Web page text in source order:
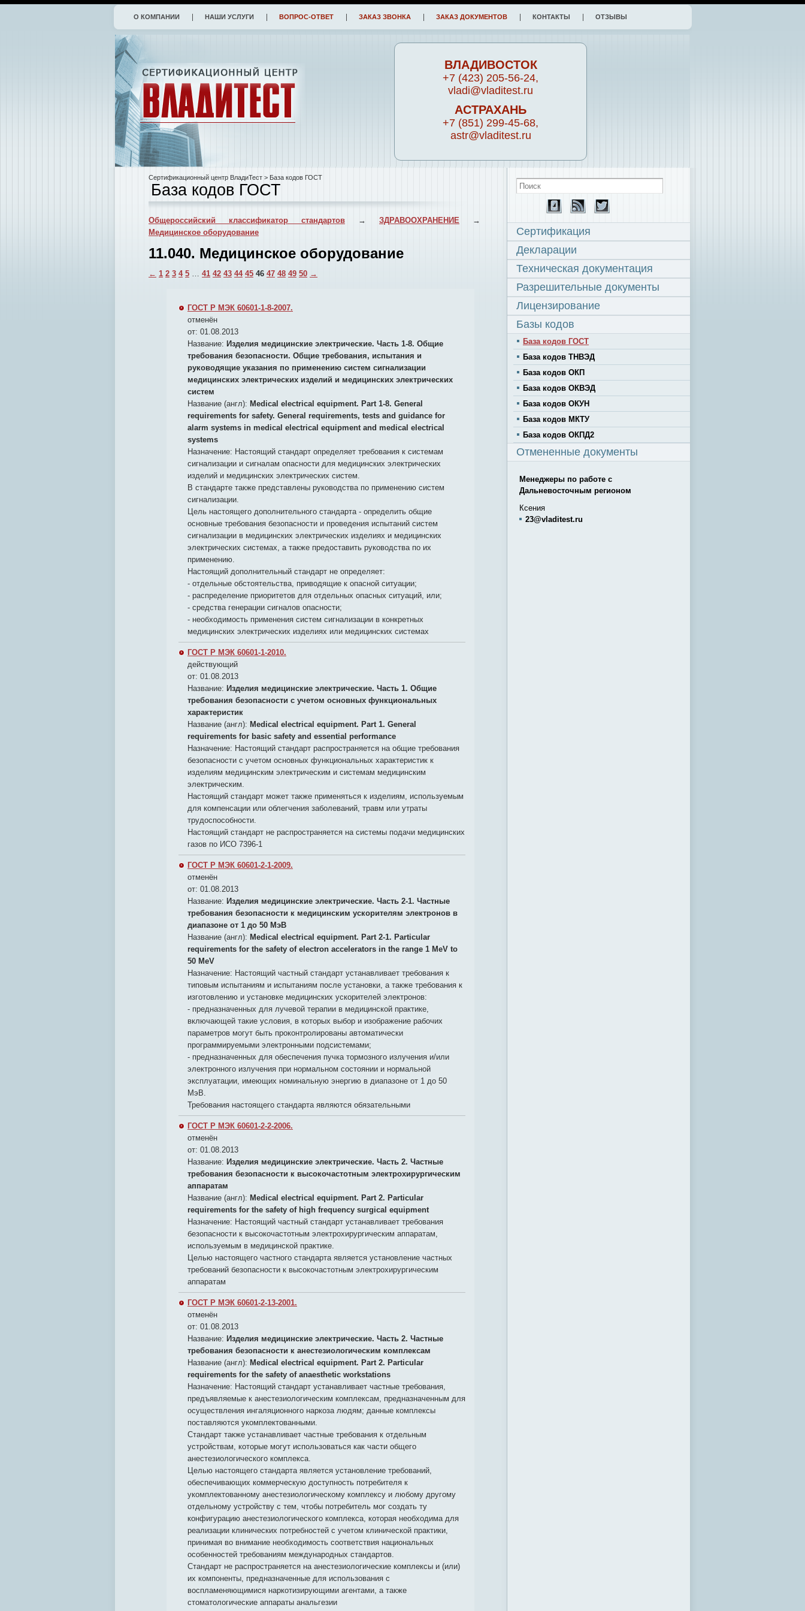
О КОМПАНИИ НАШИ УСЛУГИ ВОПРОС-ОТВЕТ ЗАКАЗ ЗВОНКА ЗАКАЗ ДОКУМЕНТОВ КОНТАКТЫ ОТЗЫВЫ
ВЛАДИВОСТОК
+7 (423) 205-56-24,
vladi@vladitest.ru
АСТРАХАНЬ
+7 (851) 299-45-68,
astr@vladitest.ru
Сертификационный центр ВладиТест > База кодов ГОСТ
База кодов ГОСТ
Общероссийский классификатор стандартов → ЗДРАВООХРАНЕНИЕ →
Медицинское оборудование
11.040. Медицинское оборудование
← 1 2 3 4 5 … 41 42 43 44 45 46 47 48 49 50 →
ГОСТ Р МЭК 60601-1-8-2007.
отменён
от: 01.08.2013
Название: Изделия медицинские электрические. Часть 1-8. Общие
требования безопасности. Общие требования, испытания и
руководящие указания по применению систем сигнализации
медицинских электрических изделий и медицинских электрических
систем
Название (англ): Medical electrical equipment. Part 1-8. General
requirements for safety. General requirements, tests and guidance for
alarm systems in medical electrical equipment and medical electrical
systems
Назначение: Настоящий стандарт определяет требования к системам
сигнализации и сигналам опасности для медицинских электрических
изделий и медицинских электрических систем.
В стандарте также представлены руководства по применению систем
сигнализации.
Цель настоящего дополнительного стандарта - определить общие
основные требования безопасности и проведения испытаний систем
сигнализации в медицинских электрических изделиях и медицинских
электрических системах, а также предоставить руководства по их
применению.
Настоящий дополнительный стандарт не определяет:
- отдельные обстоятельства, приводящие к опасной ситуации;
- распределение приоритетов для отдельных опасных ситуаций, или;
- средства генерации сигналов опасности;
- необходимость применения систем сигнализации в конкретных
медицинских электрических изделиях или медицинских системах
ГОСТ Р МЭК 60601-1-2010.
действующий
от: 01.08.2013
Название: Изделия медицинские электрические. Часть 1. Общие
требования безопасности с учетом основных функциональных
характеристик
Название (англ): Medical electrical equipment. Part 1. General
requirements for basic safety and essential performance
Назначение: Настоящий стандарт распространяется на общие требования
безопасности с учетом основных функциональных характеристик к
изделиям медицинским электрическим и системам медицинским
электрическим.
Настоящий стандарт может также применяться к изделиям, используемым
для компенсации или облегчения заболеваний, травм или утраты
трудоспособности.
Настоящий стандарт не распространяется на системы подачи медицинских
газов по ИСО 7396-1
ГОСТ Р МЭК 60601-2-1-2009.
отменён
от: 01.08.2013
Название: Изделия медицинские электрические. Часть 2-1. Частные
требования безопасности к медицинским ускорителям электронов в
диапазоне от 1 до 50 МэВ
Название (англ): Medical electrical equipment. Part 2-1. Particular
requirements for the safety of electron accelerators in the range 1 MeV to
50 MeV
Назначение: Настоящий частный стандарт устанавливает требования к
типовым испытаниям и испытаниям после установки, а также требования к
изготовлению и установке медицинских ускорителей электронов:
- предназначенных для лучевой терапии в медицинской практике,
включающей такие условия, в которых выбор и изображение рабочих
параметров могут быть проконтролированы автоматически
программируемыми электронными подсистемами;
- предназначенных для обеспечения пучка тормозного излучения и/или
электронного излучения при нормальном состоянии и нормальной
эксплуатации, имеющих номинальную энергию в диапазоне от 1 до 50
МэВ.
Требования настоящего стандарта являются обязательными
ГОСТ Р МЭК 60601-2-2-2006.
отменён
от: 01.08.2013
Название: Изделия медицинские электрические. Часть 2. Частные
требования безопасности к высокочастотным электрохирургическим
аппаратам
Название (англ): Medical electrical equipment. Part 2. Particular
requirements for the safety of high frequency surgical equipment
Назначение: Настоящий частный стандарт устанавливает требования
безопасности к высокочастотным электрохирургическим аппаратам,
используемым в медицинской практике.
Целью настоящего частного стандарта является установление частных
требований безопасности к высокочастотным электрохирургическим
аппаратам
ГОСТ Р МЭК 60601-2-13-2001.
отменён
от: 01.08.2013
Название: Изделия медицинские электрические. Часть 2. Частные
требования безопасности к анестезиологическим комплексам
Название (англ): Medical electrical equipment. Part 2. Particular
requirements for the safety of anaesthetic workstations
Назначение: Настоящий стандарт устанавливает частные требования,
предъявляемые к анестезиологическим комплексам, предназначенным для
осуществления ингаляционного наркоза людям; данные комплексы
поставляются укомплектованными.
Стандарт также устанавливает частные требования к отдельным
устройствам, которые могут использоваться как части общего
анестезиологического комплекса.
Целью настоящего стандарта является установление требований,
обеспечивающих коммерческую доступность потребителя к
укомплектованному анестезиологическому комплексу и любому другому
отдельному устройству с тем, чтобы потребитель мог создать ту
конфигурацию анестезиологического комплекса, которая необходима для
реализации клинических потребностей с учетом клинической практики,
принимая во внимание необходимость соответствия национальных
особенностей требованиям международных стандартов.
Стандарт не распространяется на анестезиологические комплексы и (или)
их компоненты, предназначенные для использования с
воспламеняющимися наркотизирующими агентами, а также
стоматологические аппараты анальгезии
Сертификация
Декларации
Техническая документация
Разрешительные документы
Лицензирование
Базы кодов
База кодов ГОСТ
База кодов ТНВЭД
База кодов ОКП
База кодов ОКВЭД
База кодов ОКУН
База кодов МКТУ
База кодов ОКПД2
Отмененные документы
Менеджеры по работе с
Дальневосточным регионом
Ксения
23@vladitest.ru